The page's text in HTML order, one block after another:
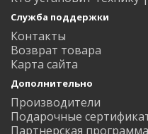
Служба поддержки
Контакты
Возврат товара
Карта сайта
Дополнительно
Производители
Подарочные
Партнерская программа